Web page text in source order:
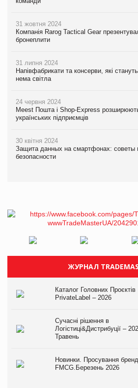
31 жовтня 2024
Компанія Rarog Tactical Gear
бронеплити
31 липня 2024
Напівфабрикати та консерви, які
нема світла
24 червня 2024
Meest Пошта і Shop-Express
українських підприємців
30 квітня 2024
Защита данных на смартфонах:
безопасности
ЖУРНАЛ
Каталог Головних Проєктів
PrivateLabel – 2026
Сучасні рішення в
Логістиці&Дистрибуції –
Травень
Новинки. Просування
FMCG.Березень 2026